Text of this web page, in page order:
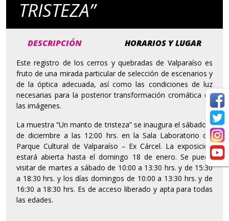
TRISTEZA”
DESCRIPCIÓN HORARIOS Y LUGAR
Este registro de los cerros y quebradas de Valparaíso es
fruto de una mirada particular de selección de escenarios y
de la óptica adecuada, así como las condiciones de luz
necesarias para la posterior transformación cromática de
las imágenes.
La muestra “Un manto de tristeza” se inaugura el sábado 6
de diciembre a las 12:00 hrs. en la Sala Laboratorio del
Parque Cultural de Valparaíso – Ex Cárcel. La exposición
estará abierta hasta el domingo 18 de enero. Se puede
visitar de martes a sábado de 10:00 a 13:30 hrs. y de 15:30
a 18:30 hrs. y los días domingos de 10:00 a 13:30 hrs. y de
16:30 a 18:30 hrs. Es de acceso liberado y apta para todas
las edades.